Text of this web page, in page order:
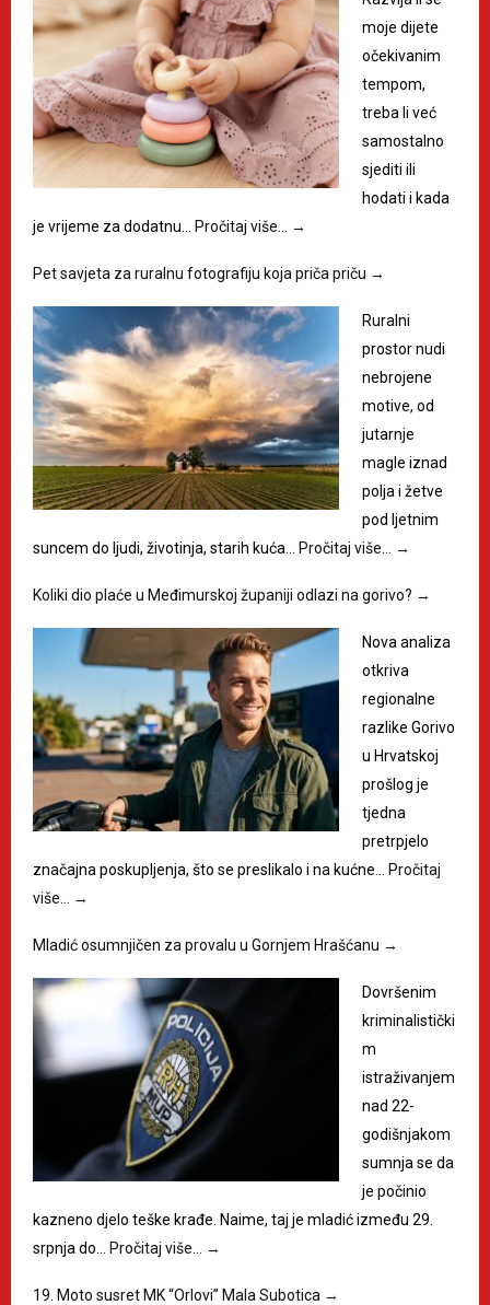
moje dijete
očekivanim
tempom,
treba li već
samostalno
sjediti ili
hodati i kada
je vrijeme za dodatnu…
Pročitaj više… →
Pet savjeta za ruralnu fotografiju koja priča priču →
Ruralni
prostor nudi
nebrojene
motive, od
jutarnje
magle iznad
polja i žetve
pod ljetnim
suncem do ljudi, životinja, starih kuća…
Pročitaj više… →
Koliki dio plaće u Međimurskoj županiji odlazi na gorivo? →
Nova analiza
otkriva
regionalne
razlike Gorivo
u Hrvatskoj
prošlog je
tjedna
pretrpjelo
značajna poskupljenja, što se preslikalo i na kućne…
Pročitaj
više…
→
Mladić osumnjičen za provalu u Gornjem Hrašćanu →
Dovršenim
kriminalistički
m
istraživanjem
nad 22-
godišnjakom
sumnja se da
je počinio
kazneno djelo teške krađe. Naime, taj je mladić između 29.
srpnja do…
Pročitaj više… →
19. Moto susret MK “Orlovi” Mala Subotica →